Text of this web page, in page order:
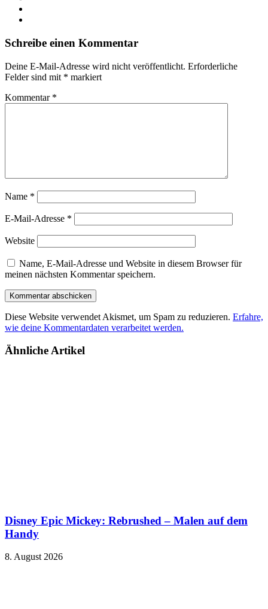
Schreibe einen Kommentar
Deine E-Mail-Adresse wird nicht veröffentlicht. Erforderliche
Felder sind mit * markiert
Kommentar *
Name *
E-Mail-Adresse *
Website
Name, E-Mail-Adresse und Website in diesem Browser für
meinen nächsten Kommentar speichern.
Diese Website verwendet Akismet, um Spam zu reduzieren. Erfahre,
wie deine Kommentardaten verarbeitet werden.
Ähnliche Artikel
Disney Epic Mickey: Rebrushed – Malen auf dem
Handy
8. August 2026